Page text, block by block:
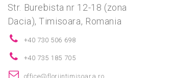
Str. Burebista nr 12-18 (zona
Dacia), Timisoara, Romania
+40 730 506 698
+40 735 185 705
office@floriintimisoara.ro